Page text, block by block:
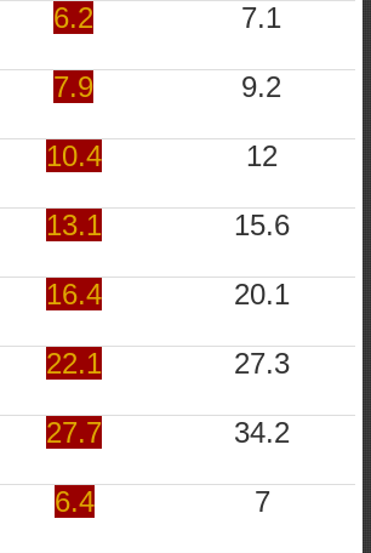
6.2 7.1
7.9 9.2
10.4 12
13.1 15.6
16.4 20.1
22.1 27.3
27.7 34.2
6.4 7